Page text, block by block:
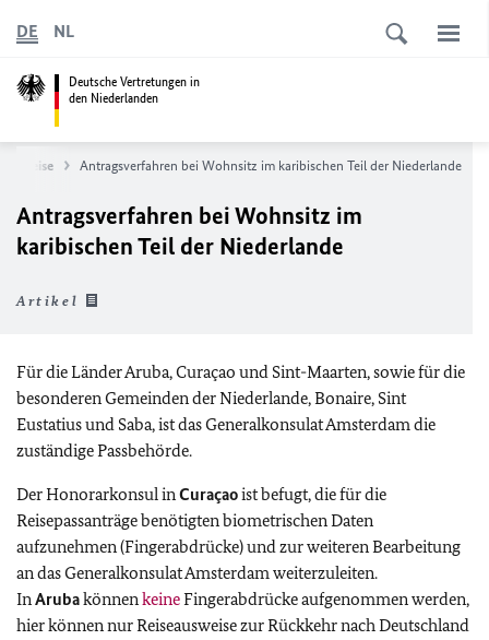
Deutsche Vertretungen in
den Niederlanden
DE NL
Antragsverfahren bei Wohnsitz im karibischen Teil der Niederlande
Antragsverfahren bei Wohnsitz im
karibischen Teil der Niederlande
Artikel
Für die Länder Aruba, Curaçao und Sint-Maarten, sowie für die
besonderen Gemeinden der Niederlande, Bonaire, Sint
Eustatius und Saba, ist das Generalkonsulat Amsterdam die
zuständige Passbehörde.
Der Honorarkonsul inCuraçaoist befugt, die für die
Reisepassanträge benötigten biometrischen Daten
aufzunehmen (Fingerabdrücke) und zur weiteren Bearbeitung
an das Generalkonsulat Amsterdam weiterzuleiten.
InArubakönnenkeineFingerabdrücke aufgenommen werden,
hier können nur Reiseausweise zur Rückkehr nach Deutschland